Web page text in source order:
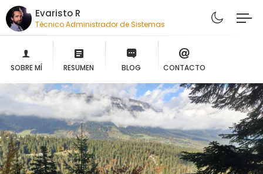
Evaristo R
Técnico Administrador de Sistemas
SOBRE MÍ RESUMEN BLOG CONTACTO